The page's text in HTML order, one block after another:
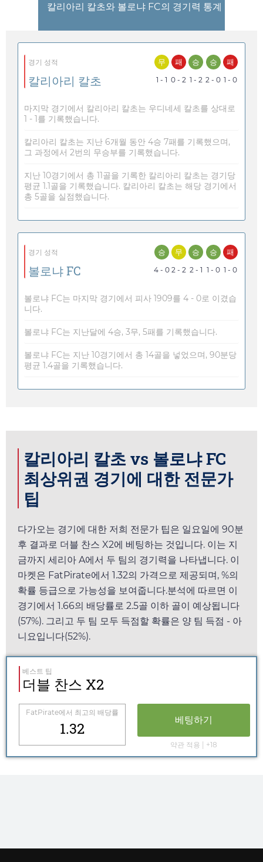
칼리아리 칼초와 볼로냐 FC의 경기력 통계
경기 성적
칼리아리 칼초
무
1 - 1
패
0 - 2
승
1 - 2
승
2 - 0
패
1 - 0
마지막 경기에서 칼리아리 칼초는 우디네세 칼초를 상대로
1 - 1를 기록했습니다.
칼리아리 칼초는 지난 6개월 동안 4승 7패를 기록했으며,
그 과정에서 2번의 무승부를 기록했습니다.
지난 10경기에서 총 11골을 기록한 칼리아리 칼초는 경기당
평균 1.1골을 기록했습니다. 칼리아리 칼초는 해당 경기에서
총 5골을 실점했습니다.
경기 성적
볼로냐 FC
승
4 - 0
무
2 - 2
승
2 - 1
승
1 - 0
패
1 - 0
볼로냐 FC는 마지막 경기에서 피사 1909를 4 - 0로 이겼습
니다.
볼로냐 FC는 지난달에 4승, 3무, 5패를 기록했습니다.
볼로냐 FC는 지난 10경기에서 총 14골을 넣었으며, 90분당
평균 1.4골을 기록했습니다.
칼리아리 칼초 vs 볼로냐 FC
최상위권 경기에 대한 전문가
팁
다가오는 경기에 대한 저희 전문가 팁은 일요일에 90분
후 결과로 더블 찬스 X2에 베팅하는 것입니다. 이는 지
금까지 세리아 A에서 두 팀의 경기력을 나타냅니다. 이
마켓은 FatPirate에서 1.32의 가격으로 제공되며, %의
확률 등급으로 가능성을 보여줍니다.분석에 따르면 이
경기에서 1.66의 배당률로 2.5골 이하 골이 예상됩니다
(57%). 그리고 두 팀 모두 득점할 확률은 양 팀 득점 - 아
니요입니다(52%).
베스트 팁
더블 찬스 X2
FatPirate에서 최고의 배당률
1.32 베팅하기
약관 적용 | +18